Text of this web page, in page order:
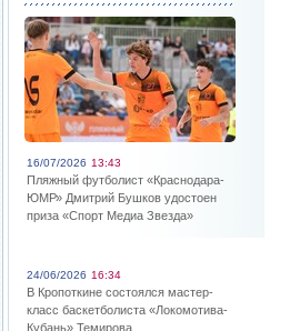
16/07/2026 13:43
Пляжный футболист «Краснодара-
ЮМР» Дмитрий Бушков удостоен
приза «Спорт Медиа Звезда»
24/06/2026 16:34
В Кропоткине состоялся мастер-
класс баскетболиста «Локомотива-
Кубань» Темирова